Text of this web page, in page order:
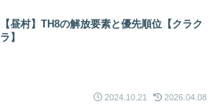
【昼村】TH8の解放要素と優先順位【クラク
ラ】
2024.10.21 2026.04.08